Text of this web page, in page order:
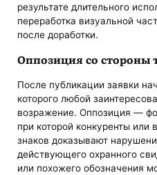
результате длительного
переработка визуальной
после доработки.
Оппозиция со стороны
После публикации заявки
которого любой
возражение. Оппозиция —
при которой конкуренты или
знаков доказывают
действующего охранного
или похожего обозначения